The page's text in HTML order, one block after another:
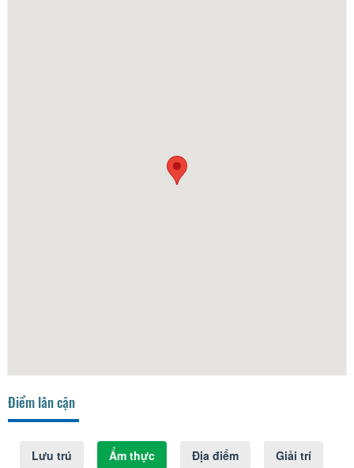
Điểm lân cận
Lưu trú Ẩm thực Địa điểm Giải trí